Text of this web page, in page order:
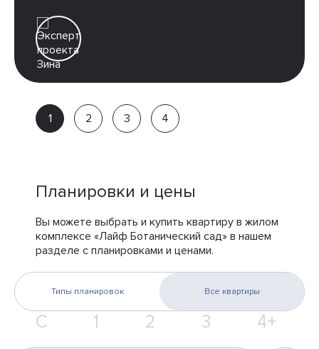
Партнёр
компании
Планировки и цены
Вы можете выбрать и купить квартиру в жилом
комплексе «Лайф Ботанический сад» в нашем
разделе с планировками и ценами.
Типы планировок Все квартиры
С 1 2 3 4+